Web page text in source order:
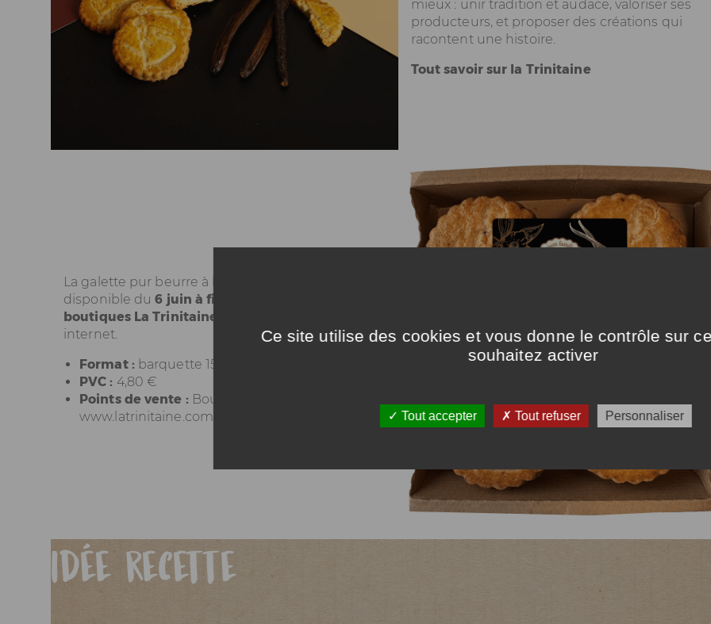
mieux : unir tradition et audace, valoriser ses
producteurs, et proposer des créations qui
racontent une histoire.
Tout savoir sur la Trinitaine
La galette pur beurre à la Vanille de Bretagne sera
disponible du6 juin à fin septembre
boutiques La Trinitaine
internet.
Format : barquette 150 g
PVC : 4,80 €
Points de vente : Boutiques La Trinitaine &
www.latrinitaine.com
Idée recette
Ce site utilise des cookies et vous donne le contrôle sur
souhaitez activer
Tout accepter Tout refuser Personnaliser